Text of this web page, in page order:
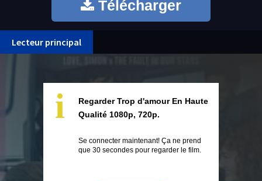
Télécharger
Lecteur principal
i
Regarder Trop d'amour En Haute
Qualité 1080p, 720p.
Se connecter maintenant! Ça ne prend
que 30 secondes pour regarder le film.